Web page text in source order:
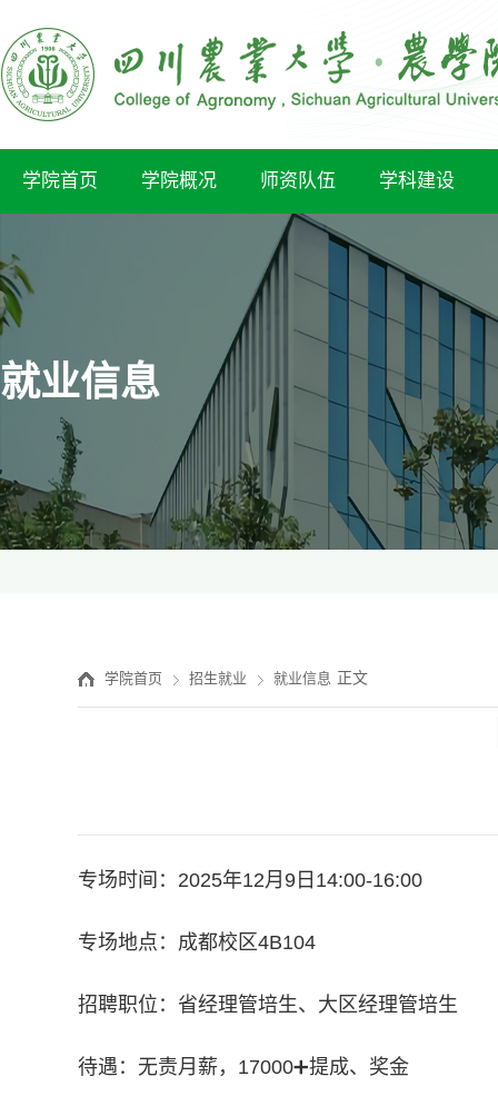
学院首页 学院概况 师资队伍 学科建设
就业信息
学院首页 招生就业 就业信息 正文
专场时间：2025年12月9日14:00-16:00
专场地点：成都校区4B104
招聘职位：省经理管培生、大区经理管培生
待遇：无责月薪，17000➕提成、奖金